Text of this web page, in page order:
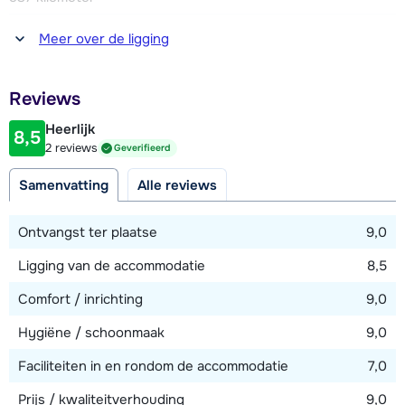
Twee badkamers, allen en-suite, waarvan één met douche
bevindt zich de whirlpool.
Met chalet-appartement Perle des Neiges deel je de
wellnessruimte met sauna, douche en toilet, gelegen in het
souterrain.
Afstand tot winkel(s)
4 kilometer (Sainte Foy)
20 meter
Afstand tot piste
100 meter
Meer over de ligging
Reviews
8,5 Heerlijk
2 reviews Geverifieerd
Samenvatting Alle reviews
Ontvangst ter plaatse
9,0
Ligging van de accommodatie
8,5
Comfort / inrichting
9,0
Hygiëne / schoonmaak
9,0
Faciliteiten in en rondom de accommodatie
7,0
Prijs / kwaliteitverhouding
9,0